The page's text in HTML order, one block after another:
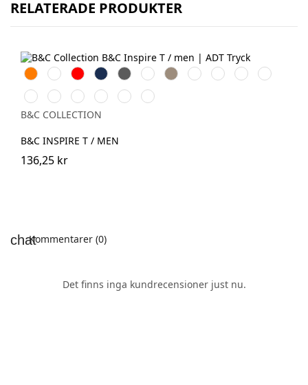
RELATERADE PRODUKTER
OrangeWhiteRöd Navy Dark
Grey
Royal
Blue
KhakiLight
Grey
Gold FuchsiaMillenial
Khaki
Sport
Grey
Atoll
Millenial
Pink
Urban
Orange
Real
Green
Urban
Purple
B&C COLLECTION
B&C INSPIRE T / MEN
136,25 kr
Kommentarer (0)
Det finns inga kundrecensioner just nu.